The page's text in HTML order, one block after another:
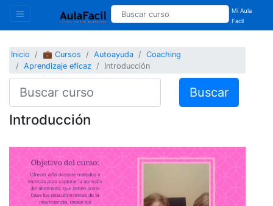
Mi Aula
Facil
Inicio 💼 Cursos Autoayuda
Coaching
Aprendizaje eficaz
Introducción
Buscar
Introducción